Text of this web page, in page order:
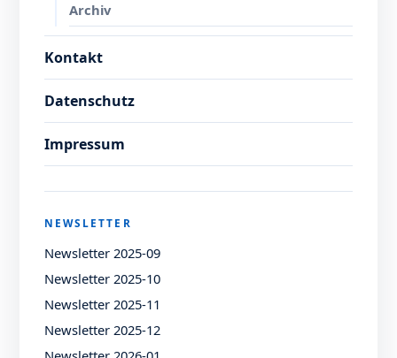
Archiv
Kontakt
Datenschutz
Impressum
NEWSLETTER
Newsletter 2025-09
Newsletter 2025-10
Newsletter 2025-11
Newsletter 2025-12